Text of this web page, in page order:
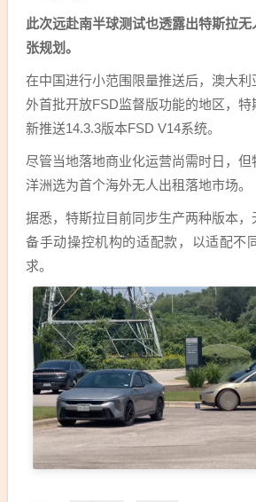
此次远赴南半球测试也透露出特斯拉
张规划。
在中国进行小范围限量推送后，澳大利
外首批开放FSD监督版功能的地区，
新推送14.3.3版本FSD V14系统。
尽管当地落地商业化运营尚需时日，
洋洲选为首个海外无人出租落地市场。
据悉，特斯拉目前同步生产两种版本
备手动操控机构的适配款，以适配不
求。